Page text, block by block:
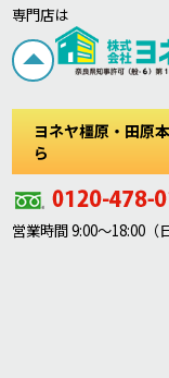
専門店は
ヨネヤ橿原・田原
ら
営業時間 9:00～18:00（